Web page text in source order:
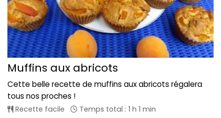
Muffins aux abricots
Cette belle recette de muffins aux abricots régalera
tous nos proches !
Recette facile Temps total : 1 h 1 min